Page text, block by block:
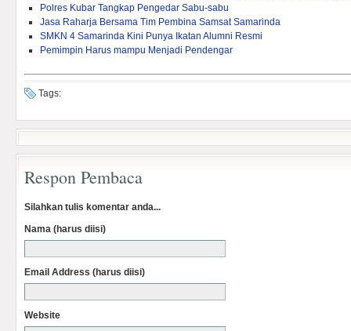
Polres Kubar Tangkap Pengedar Sabu-sabu
Jasa Raharja Bersama Tim Pembina Samsat Samarinda
SMKN 4 Samarinda Kini Punya Ikatan Alumni Resmi
Pemimpin Harus mampu Menjadi Pendengar
Tags:
Respon Pembaca
Silahkan tulis komentar anda...
Nama (harus diisi)
Email Address (harus diisi)
Website